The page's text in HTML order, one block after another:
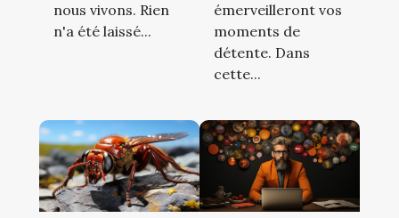
nous vivons. Rien
n'a été laissé...
émerveilleront vos
moments de
détente. Dans
cette...